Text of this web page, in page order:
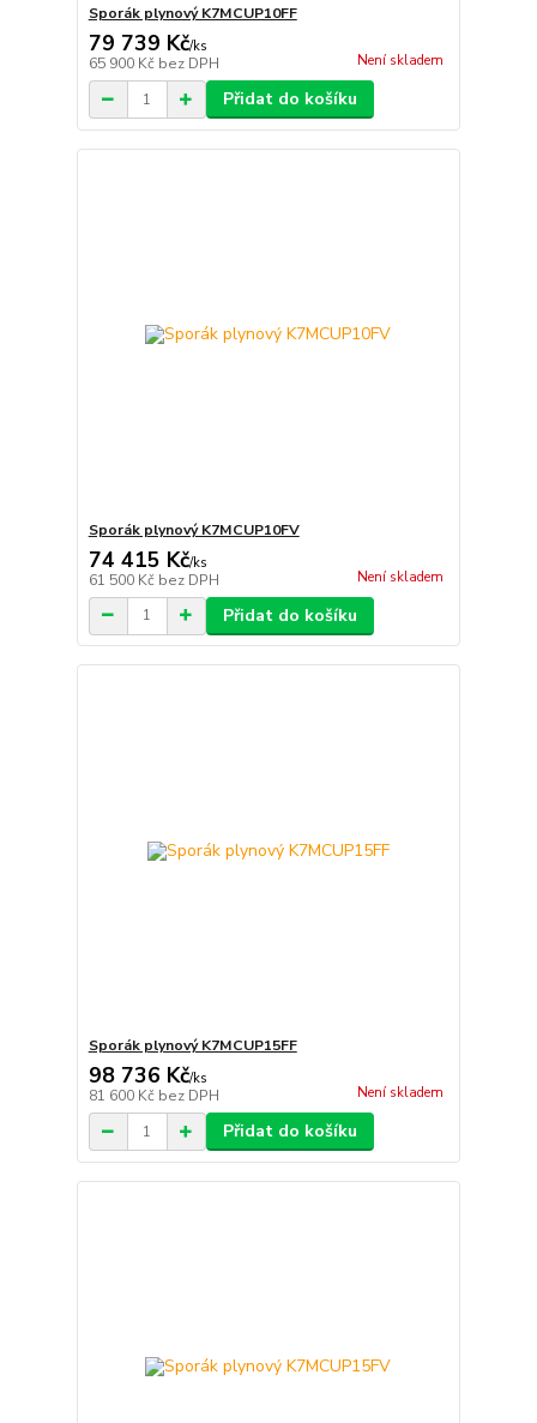
Sporák plynový K7MCUP10FF
79 739 Kč/ks
65 900 Kč bez DPH Není skladem
Přidat do košíku
Sporák plynový K7MCUP10FV
74 415 Kč/ks
61 500 Kč bez DPH Není skladem
Přidat do košíku
Sporák plynový K7MCUP15FF
98 736 Kč/ks
81 600 Kč bez DPH Není skladem
Přidat do košíku